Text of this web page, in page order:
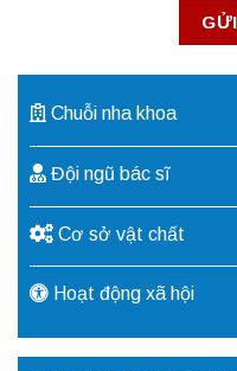
Chuỗi nha khoa
Đội ngũ bác sĩ
Cơ sở vật chất
Hoạt động xã hội